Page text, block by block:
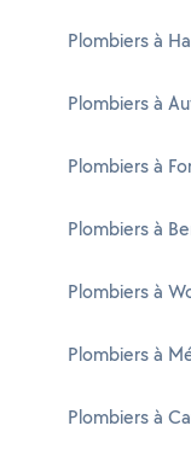
Plombiers à
Plombiers à
Plombiers à
Plombiers à
Plombiers à
Plombiers à
Plombiers à